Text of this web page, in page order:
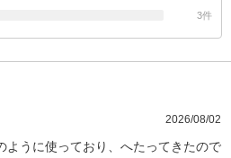
3件
2026/08/02
ように使っており、へたってきたので